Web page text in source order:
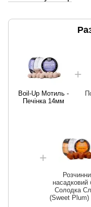
Boil-Up Мотиль -
Печінка 14мм
насадковий
Солодка
(Sweet